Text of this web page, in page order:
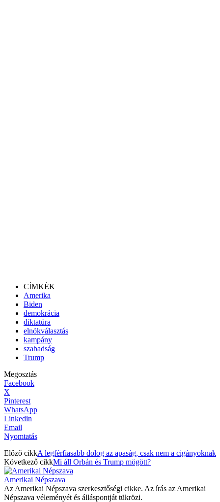
CÍMKÉK
Amerika
Biden
demokrácia
diktatúra
elnökválasztás
kampány
szabadság
Trump
Megosztás
Facebook
X
Pinterest
WhatsApp
Linkedin
Email
Nyomtatás
Előző cikkA legférfiasabb dolog az apaság, csak nem a cigányoknak
Következő cikkMi áll Orbán és Trump mögött?
Amerikai Népszava
Az Amerikai Népszava szerkesztőségi cikke. Az írás az Amerikai
Népszava véleményét és álláspontját tükrözi.